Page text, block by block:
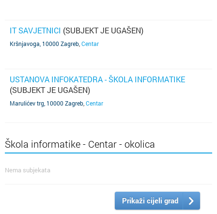
IT SAVJETNICI (SUBJEKT JE UGAŠEN)
Kršnjavoga, 10000 Zagreb Centar
USTANOVA INFOKATEDRA - ŠKOLA INFORMATIKE
(SUBJEKT JE UGAŠEN)
Marulićev trg, 10000 Zagreb Centar
Škola informatike - Centar - okolica
Nema subjekata
Prikaži cijeli grad